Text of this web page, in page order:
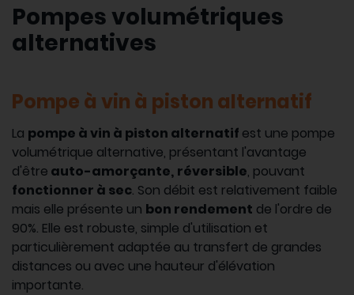
Pompes volumétriques
alternatives
Pompe à vin à piston alternatif
La pompe à vin à piston alternatif est une pompe
volumétrique alternative, présentant l'avantage
d'être auto-amorçante, réversible, pouvant
fonctionner à sec. Son débit est relativement faible
mais elle présente un bon rendement de l'ordre de
90%. Elle est robuste, simple d'utilisation et
particulièrement adaptée au transfert de grandes
distances ou avec une hauteur d'élévation
importante.